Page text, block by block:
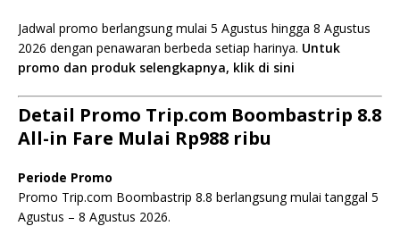
Jadwal promo berlangsung mulai 5 Agustus hingga 8 Agustus
2026 dengan penawaran berbeda setiap harinya. Untuk
promo dan produk selengkapnya, klik di sini
Detail Promo Trip.com Boombastrip 8.8
All-in Fare Mulai Rp988 ribu
Periode Promo
Promo Trip.com Boombastrip 8.8 berlangsung mulai tanggal 5
Agustus – 8 Agustus 2026.